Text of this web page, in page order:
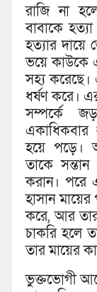
রাজি না
বাবাকে
হত্যার দায়ে
ভয়ে কাউকে
সহ্য করেছে।
ধর্ষণ করে।
সম্পর্কে
একাধিকবার
হয়ে পড়ে।
তাকে
করান। পরে
হাসান মায়ের
করে, আর
চাকরি হলে
তার মায়ের
ভুক্তভোগী